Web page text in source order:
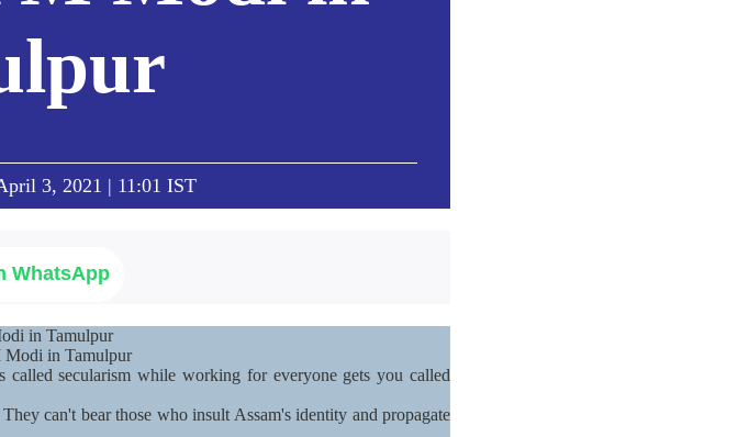
3, 2021 | 11:01 IST
WhatsApp
in Tamulpur
Modi in Tamulpur
secularism while working for everyone gets you called
can't bear those who insult Assam's identity and propagate